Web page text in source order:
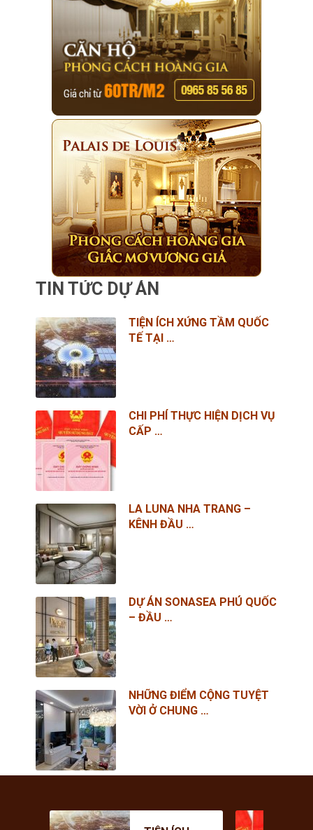
TIN TỨC DỰ ÁN
TIỆN ÍCH XỨNG TẦM QUỐC
TẾ TẠI …
CHI PHÍ THỰC HIỆN DỊCH VỤ
CẤP …
LA LUNA NHA TRANG –
KÊNH ĐẦU …
DỰ ÁN SONASEA PHÚ QUỐC
– ĐẦU …
NHỮNG ĐIỂM CỘNG TUYỆT
VỜI Ở CHUNG …
CHI PHÍ THỰC